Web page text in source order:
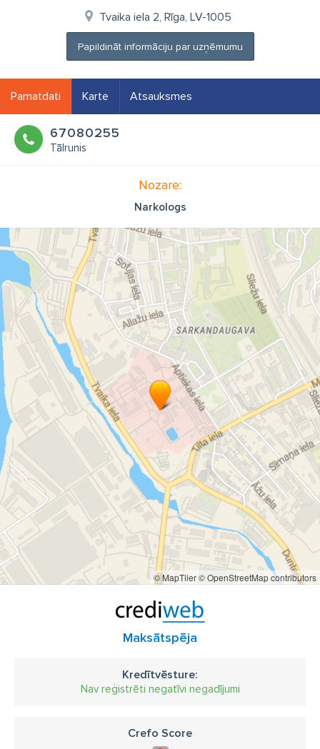
Tvaika iela 2, Rīga, LV-1005
Papildināt informāciju par uzņēmumu
Pamatdati Karte Atsauksmes
67080255
Tālrunis
Nozare:
Narkologs
© MapTiler© OpenStreetMap contributors
Maksātspēja
Kredītvēsture:
Nav reģistrēti negatīvi negadījumi
Crefo Score